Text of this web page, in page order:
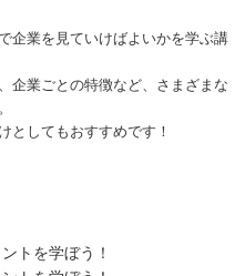
企業を見ていけばよいかを学ぶ講
企業ごとの特徴など、さまざまな
としてもおすすめです！
トを学ぼう！